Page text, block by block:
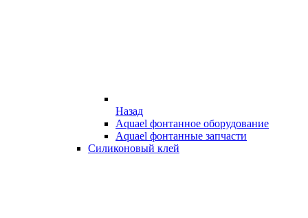
Назад
Aquael фонтанное оборудование
Aquael фонтанные запчасти
Силиконовый клей